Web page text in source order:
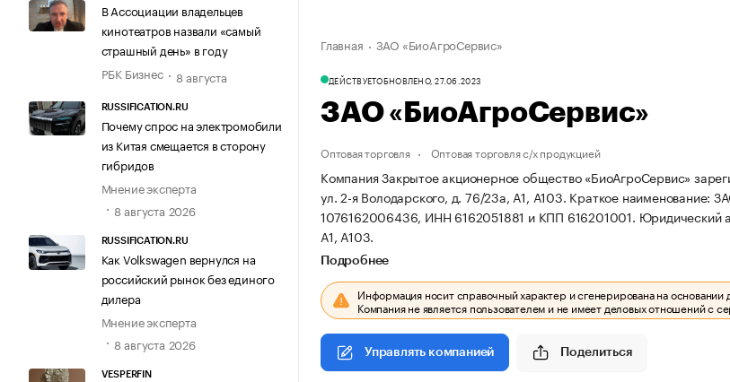
В Ассоциации владельцев
кинотеатров назвали «самый
страшный день» в году
РБК Бизнес
8 августа
RUSSIFICATION.RU
Почему спрос на электромобили
из Китая смещается в сторону
гибридов
Мнение эксперта
8 августа 2026
RUSSIFICATION.RU
Как Volkswagen вернулся на
российский рынок без единого
дилера
Мнение эксперта
8 августа 2026
VESPERFIN
Главная ЗАО «БиоАгроСервис»
ДЕЙСТВУЕТОБНОВЛЕНО, 27.06.2023
ЗАО «БиоАгроСервис»
Оптовая торговля Оптовая торговля с/х продукцией
Компания Закрытое акционерное общество «БиоАгроСервис»
ул. 2-я Володарского, д. 76/23а, А1, А103. Краткое наименование:
1076162006436, ИНН 6162051881 и КПП 616201001. Юридический
А1, А103.
Подробнее
Информация носит справочный характер и сгенерирована на основании
Компания не является пользователем и не имеет деловых отношений с
Управлять компанией Поделиться